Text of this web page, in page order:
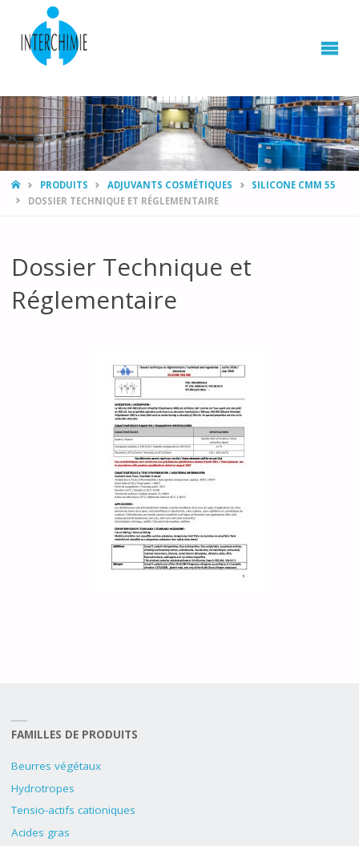
HOMEPRODUITS ADJUVANTS COSMÉTIQUES
SILICONE CMM 55
DOSSIER TECHNIQUE ET RÉGLEMENTAIRE
Dossier Technique et
Réglementaire
FAMILLES DE PRODUITS
Beurres végétaux
Hydrotropes
Tensio-actifs cationiques
Acides gras